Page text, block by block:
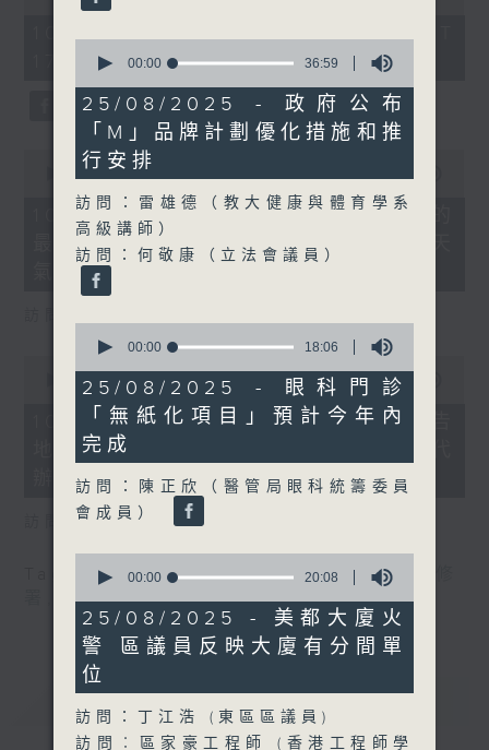
minutes,
17:04 - 18:00)
seconds
minutes,
seconds
00:00
10/08/2026 - 天文台昨錄破紀錄的
最高氣溫36.9度 預料未來一兩日天
氣維持極端酷熱
seconds
minutes,
seconds
00:00 14:39
10/08/2026 - 五年規劃及施政報告
地區諮詢會 有市民倡設屋宇維修署代
辦維修工程
訪問：楊永杰（立法會議員）
五年規劃,代辦維修,天文台
屋宇維修
施政報告,極端酷熱
重溫 CATCHUP
seconds
36
minutes,
59
seconds
00:00 36:59
25/08/2025 - 政府公布
「M」品牌計劃優化措施和推
行安排
訪問：雷雄德（教大健康與體育學系
高級講師）
訪問：何敬康（立法會議員）
seconds
18
minutes,
seconds
00:00 18:06
25/08/2025 - 眼科門診
「無紙化項目」預計今年內
完成
訪問：陳正欣（醫管局眼科統籌委員
會成員）
seconds
20
minutes,
8
seconds
00:00 20:08
25/08/2025 - 美都大廈火
警 區議員反映大廈有分間單
位
訪問：丁江浩 (東區區議員)
訪問︰區家豪工程師 (香港工程師學